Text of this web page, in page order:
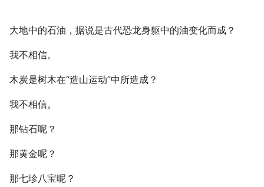
大地中的石油，据说是古代恐龙身躯中的油变化而成？
我不相信。
木炭是树木在“造山运动”中所造成？
我不相信。
那钻石呢？
那黄金呢？
那七珍八宝呢？